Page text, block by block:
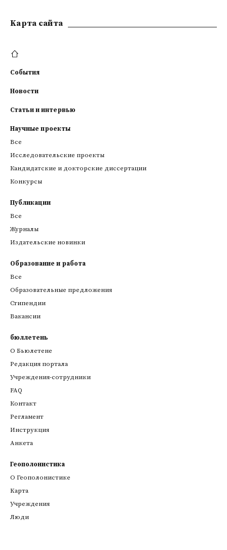
Kарта сайта
События
Новости
Статьи и интервью
Научные проекты
Все
Исследовательские проекты
Кандидатские и докторские диссертации
Конкурсы
Публикации
Все
Журналы
Издательские новинки
Образование и работа
Все
Образовательные предложения
Стипендии
Вакансии
бюллетень
О Бьюлетене
Редакция портала
Учреждения-сотрудники
FAQ
Контакт
Регламент
Инструкция
Анкета
Геополонистика
О Геополонистике
Kарта
Учреждения
Люди